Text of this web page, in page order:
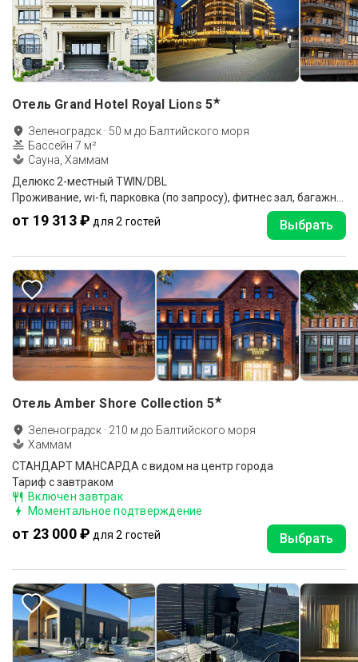
Отель Grand Hotel Royal Lions 5★
Зеленоградск · 50 м до Балтийского моря
Бассейн 7 м²
Сауна, Хаммам
Делюкс 2-местный TWIN/DBL
от 19 313 ₽ для 2 гостей Выбрать
Отель Amber Shore Collection 5★
Зеленоградск · 210 м до Балтийского моря
Хаммам
СТАНДАРТ МАНСАРДА с видом на центр города
Тариф с завтраком
Включен завтрак
Моментальное подтверждение
от 23 000 ₽ для 2 гостей Выбрать